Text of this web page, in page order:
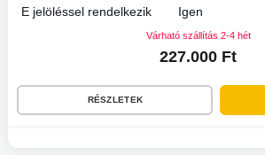
E jelöléssel rendelkezik Igen
Várható szállítás 2-4 hét
227.000 Ft
RÉSZLETEK